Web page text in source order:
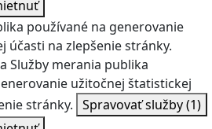
používané na generovanie
účasti na zlepšenie stránky.
Služby merania publika
užitočnej štatistickej
stránky. Spravovať služby(1)